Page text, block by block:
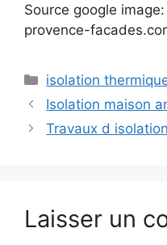
Source google
provence-
Catégories
isolation
Isolation maison
Travaux d isolation
Laisser un